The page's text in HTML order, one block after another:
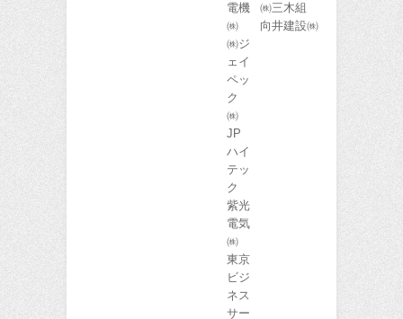
電機
㈱
㈱ジ
ェイ
ペッ
ク
㈱
JP
ハイ
テッ
ク
紫光
電気
㈱
東京
ビジ
ネス
サー
㈱三木組
向井建設㈱